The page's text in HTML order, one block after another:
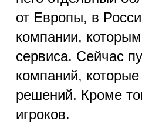
от Европы, в
компании,
сервиса. Сейчас
компаний,
решений. Кроме
игроков.